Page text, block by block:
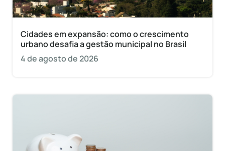
Cidades em expansão: como o crescimento
urbano desafia a gestão municipal no Brasil
4 de agosto de 2026